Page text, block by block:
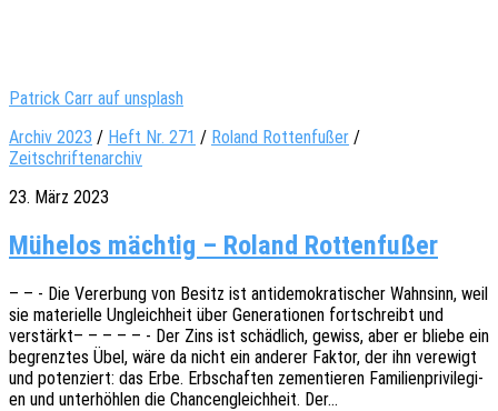
Patrick Carr auf unsplash
Archiv 2023 / Heft Nr. 271 / Roland Rottenfußer /
Zeitschriftenarchiv
23. März 2023
Mühelos mächtig – Roland Rottenfußer
– – - Die Verer­bung von Besitz ist anti­de­mo­kra­ti­scher Wahn­sinn, weil
sie mate­ri­el­le Ungleich­heit über Gene­ra­tio­nen fort­schreibt und
verstärkt– – – – – - Der Zins ist schäd­lich, gewiss, aber er bliebe ein
begrenz­tes Übel, wäre da nicht ein ande­rer Faktor, der ihn verewigt
und poten­ziert: das Erbe. Erbschaf­ten zemen­tie­ren Fami­li­en­pri­vi­le­gi­
en und unter­höh­len die Chan­cen­gleich­heit. Der…